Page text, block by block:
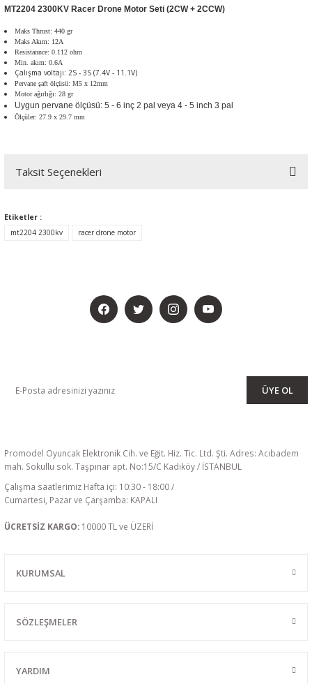
MT2204 2300KV Racer Drone Motor Seti (2CW + 2CCW)
Maks Thrust: 440 gr
Maks Akım: 12A
Resistannce: 0.112 ohm
Min. akım: 0.6A
Çalışma voltajı: 2S - 3S (7.4V - 11.1V)
Pervane şaft ölçüsü: M5 x 12mm
Motor ağırlığı: 28 gr
Uygun pervane ölçüsü: 5 - 6 inç 2 pal veya 4 - 5 inch 3 pal
Ölçüler: 27.9 x 29.7 mm
Taksit Seçenekleri
Etiketler :
mt2204 2300kv
racer drone motor
ÜYE OL
Promodel Oyuncak Elektronik Cih. ve Eğit. Hiz. Tic. Ltd. Şti. Adres: Acıbadem
mah. Sokullu sok. Taşpınar apt. No:15/C Kadıköy / İSTANBUL
Çalışma saatlerimiz Hafta içi: 10:30 - 18:00 /
Cumartesi, Pazar ve Çarşamba: KAPALI
ÜCRETSİZ KARGO: 10000 TL ve ÜZERİ
KURUMSAL
SÖZLEŞMELER
YARDIM